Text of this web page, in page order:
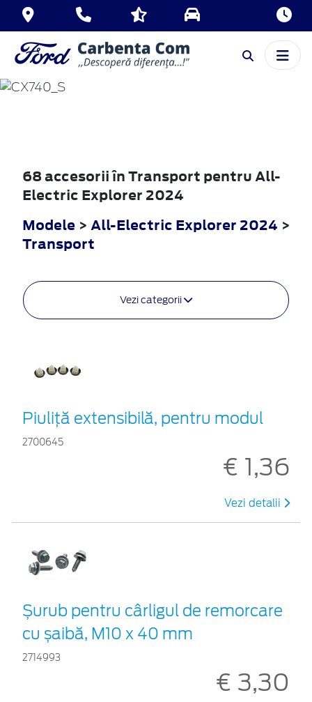
ALL-ELECTRIC
EXPLORER
68 accesorii în Transport pentru All-
Electric Explorer 2024
Modele > All-Electric Explorer 2024 >
Transport
Vezi categorii
Piuliță extensibilă, pentru modul
2700645
€ 1,36
Vezi detalii
Șurub pentru cârligul de remorcare
cu șaibă, M10 x 40 mm
2714993
€ 3,30